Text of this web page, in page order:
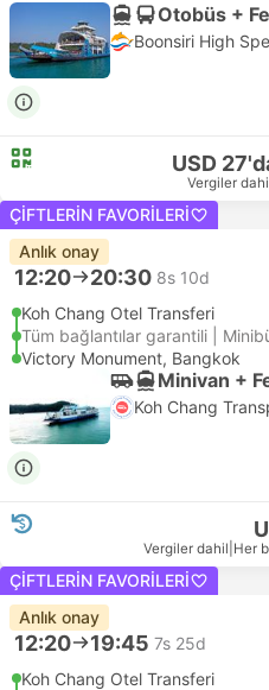
Otobüs +
Boonsiri High
USD
Vergiler
ÇIFTLERIN FAVORILERI
Anlık onay
12:20 20:30 8s 10d
Koh Chang Otel Transferi
Tüm bağlantılar garantili |
Victory Monument, Bangkok
Minivan +
Koh Chang
Vergiler dahil Her
ÇIFTLERIN FAVORILERI
Anlık onay
12:20 19:45 7s 25d
Koh Chang Otel Transferi